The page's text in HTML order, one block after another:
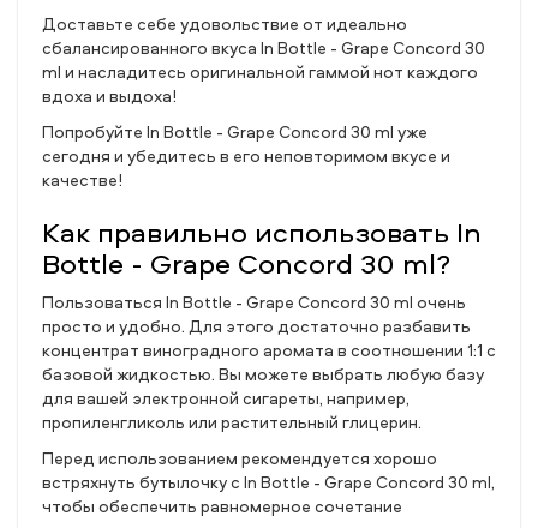
Доставьте себе удовольствие от идеально
сбалансированного вкуса In Bottle - Grape Concord 30
ml и насладитесь оригинальной гаммой нот каждого
вдоха и выдоха!
Попробуйте In Bottle - Grape Concord 30 ml уже
сегодня и убедитесь в его неповторимом вкусе и
качестве!
Как правильно использовать In
Bottle - Grape Concord 30 ml?
Пользоваться In Bottle - Grape Concord 30 ml очень
просто и удобно. Для этого достаточно разбавить
концентрат виноградного аромата в соотношении 1:1 с
базовой жидкостью. Вы можете выбрать любую базу
для вашей электронной сигареты, например,
пропиленгликоль или растительный глицерин.
Перед использованием рекомендуется хорошо
встряхнуть бутылочку с In Bottle - Grape Concord 30 ml,
чтобы обеспечить равномерное сочетание